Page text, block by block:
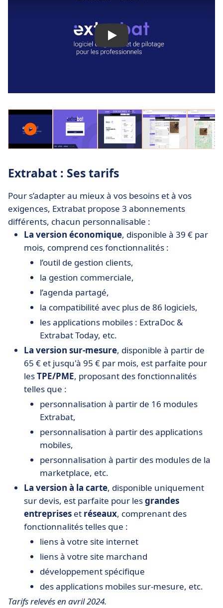
Extrabat : Ses tarifs
Pour s’adapter au mieux à vos besoins et à vos
exigences, Extrabat propose 3 abonnements
différents, chacun personnalisable :
La version économique, disponible à 39 € par
mois, comprend ces fonctionnalités :
l’outil de gestion clients,
la gestion commerciale,
l’agenda partagé,
la compatibilité avec plus de 86 logiciels,
les applications mobiles : ExtraDoc &
Extrabat Today, etc.
La version sur-mesure, disponible à partir de
65 € et jusqu'à 95 € par mois, est parfaite pour
lesTPE/PME, proposant des fonctionnalités
telles que :
personnalisation à partir de 16 modules
Extrabat,
personnalisation à partir des applications
mobiles,
personnalisation à partir des modules de la
marketplace, etc.
La version à la carte, disponible uniquement
sur devis, est parfaite pour lesgrandes
entreprises et réseaux, comprenant des
fonctionnalités telles que :
liens à votre site internet
liens à votre site marchand
développement spécifique
des applications mobiles sur-mesure, etc.
Tarifs relevés en avril 2024.